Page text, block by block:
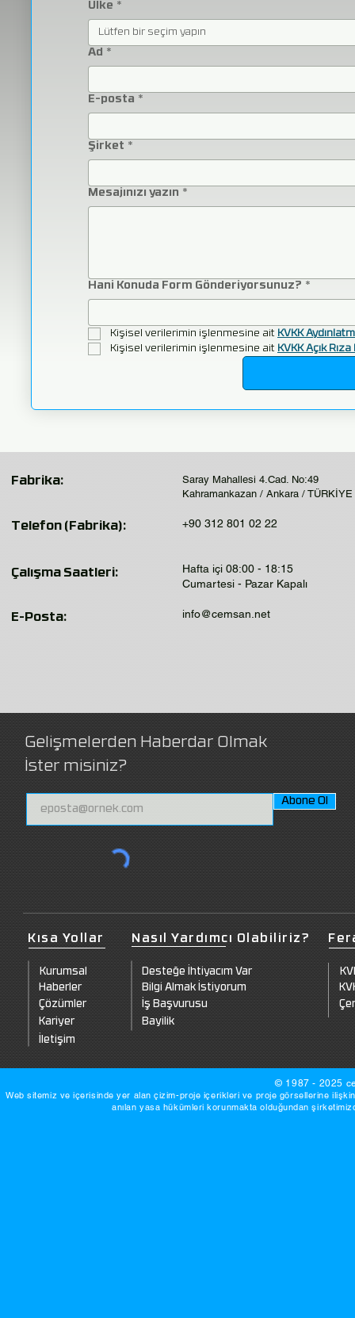
Ülke *
Lütfen bir seçim yapın
Ad *
E-posta *
Şirket *
Mesajınızı yazın *
Hani Konuda Form Gönderiyorsunuz? *
Kişisel verilerimin işlenmesine ait KVKK
Kişisel verilerimin işlenmesine ait KVKK Açık
Fabrika:
Telefon (Fabrika):
Çalışma Saatleri:
E-Posta:
Saray Mahallesi 4.Cad. No:49
Kahramankazan / Ankara / TÜRKİYE
+90 312 801 02 22
Hafta içi 08:00 - 18:15
Cumartesi - Pazar Kapalı
info@cemsan.net
Gelişmelerden Haberdar Olmak
İster misiniz?
Abone Ol
Kısa Yollar
Kurumsal
Haberler
Çözümler
Kariyer
İletişim
Nasıl Yardımcı Olabiliriz?
Desteğe İhtiyacım Var
Bilgi Almak İstiyorum
İş Başvurusu
Bayilik
© 1987 - 2025
Web sitemiz ve içerisinde yer alan çizim-proje içerikleri ve proje görsellerine
anılan yasa hükümleri korunmakta olduğundan